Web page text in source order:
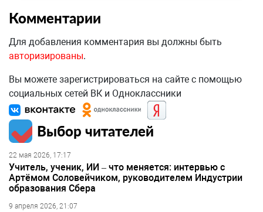
Комментарии
Для добавления комментария вы должны быть
авторизированы.
Вы можете зарегистрироваться на сайте с помощью
социальных сетей ВК и Одноклассники
Выбор читателей
22 мая 2026, 17:17
Учитель, ученик, ИИ – что меняется: интервью с
Артёмом Соловейчиком, руководителем Индустрии
образования Сбера
9 апреля 2026, 21:07